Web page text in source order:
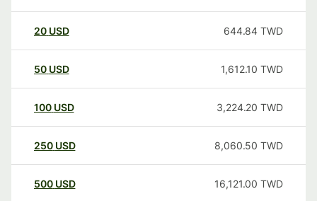
20 USD 644.84 TWD
50 USD 1,612.10 TWD
100 USD 3,224.20 TWD
250 USD 8,060.50 TWD
500 USD 16,121.00 TWD